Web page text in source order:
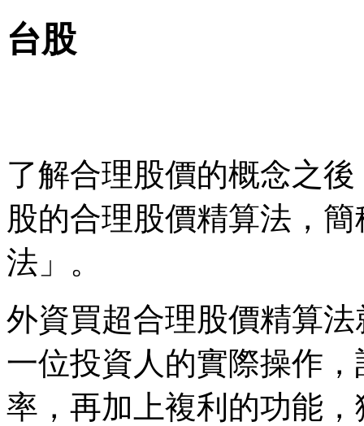
台股
了解合理股價的概念之
股的合理股價精算法，
法」。
外資買超合理股價精算
一位投資人的實際操作
率，再加上複利的功能